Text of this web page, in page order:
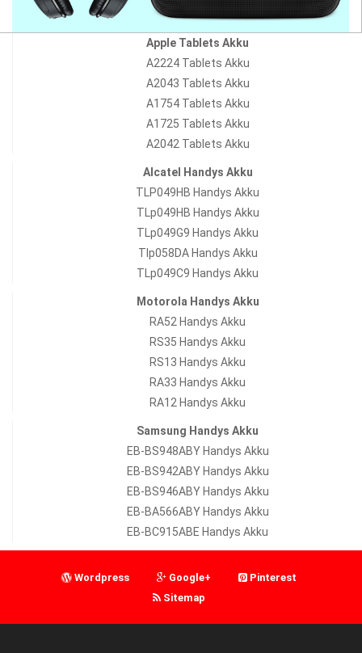
Apple Tablets Akku
A2224 Tablets Akku
A2043 Tablets Akku
A1754 Tablets Akku
A1725 Tablets Akku
A2042 Tablets Akku
Alcatel Handys Akku
TLP049HB Handys Akku
TLp049HB Handys Akku
TLp049G9 Handys Akku
Tlp058DA Handys Akku
TLp049C9 Handys Akku
Motorola Handys Akku
RA52 Handys Akku
RS35 Handys Akku
RS13 Handys Akku
RA33 Handys Akku
RA12 Handys Akku
Samsung Handys Akku
EB-BS948ABY Handys Akku
EB-BS942ABY Handys Akku
EB-BS946ABY Handys Akku
EB-BA566ABY Handys Akku
EB-BC915ABE Handys Akku
Wordpress Google+
Pinterest
Sitemap